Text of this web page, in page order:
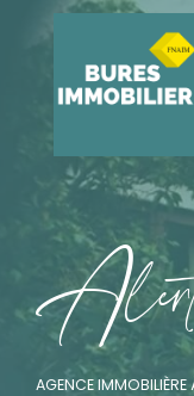
Ale
AGENCE IMMOBILIÈRE